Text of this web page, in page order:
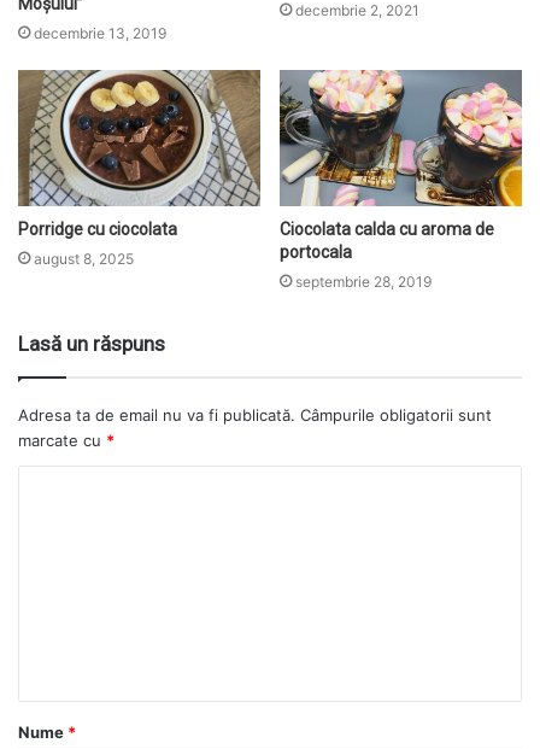
decembrie 13, 2019
decembrie 2, 2021
Porridge cu ciocolata
august 8, 2025
Ciocolata calda cu aroma de
portocala
septembrie 28, 2019
Lasă un răspuns
Adresa ta de email nu va fi publicată. Câmpurile obligatorii sunt
marcate cu *
Nume *